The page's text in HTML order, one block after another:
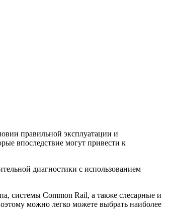
правильной эксплуатации и
впоследствие могут привести к
диагностики с использованием
системы Common Rail, а также слесарные и
можно легко можете выбрать наиболее